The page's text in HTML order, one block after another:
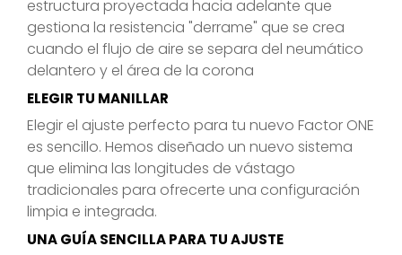
estructura proyectada hacia adelante que
gestiona la resistencia "derrame" que se crea
cuando el flujo de aire se separa del neumático
delantero y el área de la corona
ELEGIR TU MANILLAR
Elegir el ajuste perfecto para tu nuevo Factor ONE
es sencillo. Hemos diseñado un nuevo sistema
que elimina las longitudes de vástago
tradicionales para ofrecerte una configuración
limpia e integrada.
UNA GUÍA SENCILLA PARA TU AJUSTE